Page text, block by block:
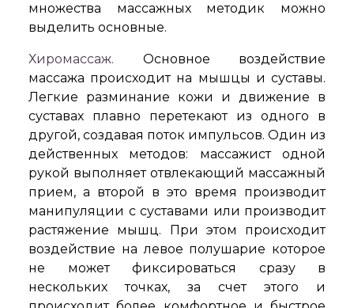
множества массажных методик можно
выделить основные.
Хиромассаж. Основное воздействие
массажа происходит на мышцы и суставы.
Легкие разминание кожи и движение в
суставах плавно перетекают из одного в
другой, создавая поток импульсов. Один из
действенных методов: массажист одной
рукой выполняет отвлекающий массажный
прием, а второй в это время производит
манипуляции с суставами или производит
растяжение мышц. При этом происходит
воздействие на левое полушарие которое
не может фиксироваться сразу в
нескольких точках, за счет этого и